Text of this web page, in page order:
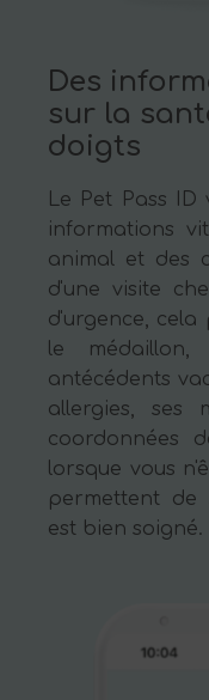
Des
sur la
doigts
Le Pet Pass
informations
animal et des
d'une visite
d'urgence,
le
antécédents
allergies, ses
coordonnées
lorsque vous
permettent de
est bien soigné.